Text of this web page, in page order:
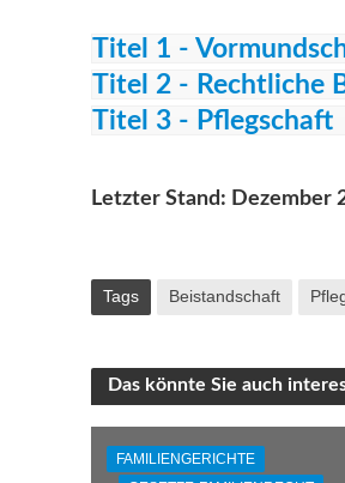
Titel 1 -
Titel 2 - Rechtliche
Titel 3 - Pflegschaft
Letzter Stand: Dezember
Tags Beistandschaft
Das könnte Sie auch
FAMILIENGERICHTE